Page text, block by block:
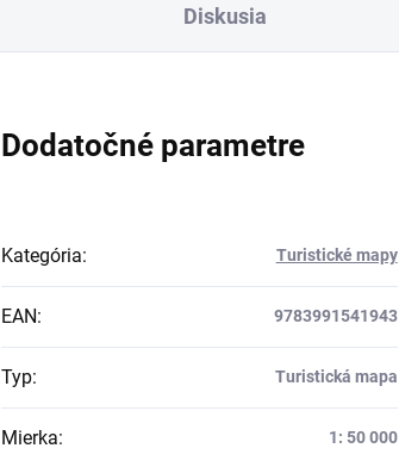
Diskusia
Dodatočné parametre
Kategória: Turistické mapy
EAN: 9783991541943
Typ: Turistická mapa
Mierka: 1: 50 000